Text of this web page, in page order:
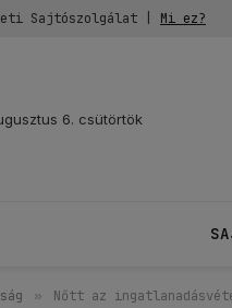
Sajtószolgálat | Mi ez?
6. csütörtök
» Nőtt az